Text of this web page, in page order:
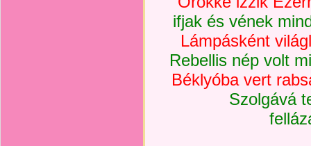
ifjak és vének
Lámpásként
Rebellis nép volt
Béklyóba vert
Szolgává